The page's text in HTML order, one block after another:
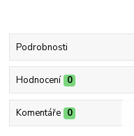
Podrobnosti
Hodnocení 0
Komentáře 0